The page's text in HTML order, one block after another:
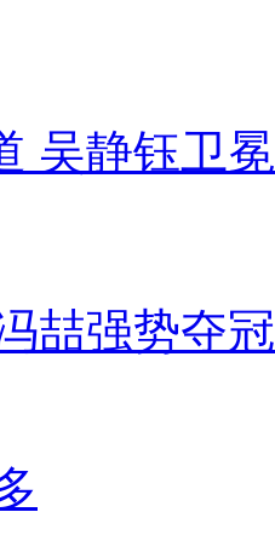
吴静钰卫冕
喆强势夺冠